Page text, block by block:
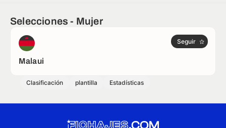
Selecciones - Mujer
Malaui
Seguir
Clasificación plantilla Estadísticas